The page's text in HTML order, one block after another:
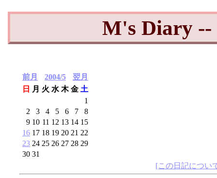
M's Diary --
前月 2004/5
翌月
日
月 火 水 木 金 土
1
2
3 4 5 6 7
8
9 10 11 12 13 14 15
16 17 18 19 20 21 22
23 24 25 26 27 28 29
30 31
[この日記につい